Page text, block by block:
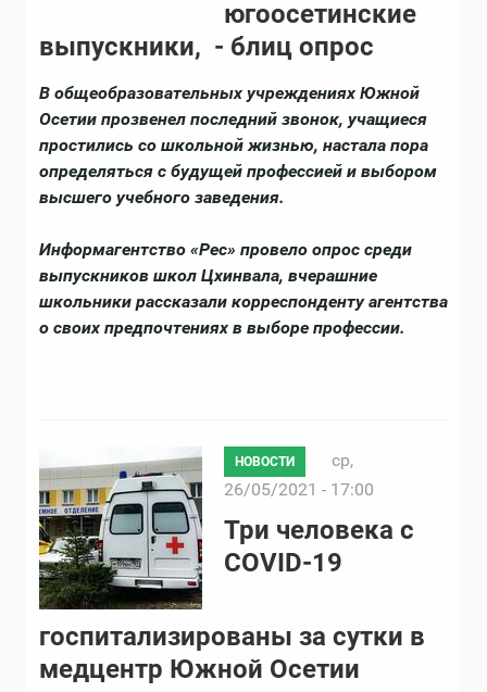
югоосетинские
выпускники, - блиц опрос
В общеобразовательных учреждениях Южной
Осетии прозвенел последний звонок, учащиеся
простились со школьной жизнью, настала пора
определяться с будущей профессией и выбором
высшего учебного заведения.
Информагентство «Рес» провело опрос среди
выпускников школ Цхинвала, вчерашние
школьники рассказали корреспонденту агентства
о своих предпочтениях в выборе профессии.
НОВОСТИ
ср,
26/05/2021 - 17:00
Три человека с
COVID-19
госпитализированы за сутки в
медцентр Южной Осетии